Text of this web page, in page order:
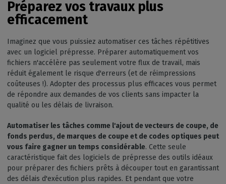
Préparez vos travaux plus
efficacement
Imaginez que vous puissiez automatiser ces tâches répétitives
avec un logiciel prépresse. Préparer automatiquement vos
fichiers n'accélère pas seulement votre flux de travail, mais
réduit également le risque d'erreurs (et de réimpressions
coûteuses !). Adopter des processus plus efficaces vous permet
de répondre aux demandes de vos clients sans impacter la
qualité ou les délais de livraison.
Automatiser les tâches comme l'ajout de vecteurs de coupe, de
fonds perdus, de marques de coupe et de codes optiques peut
vous faire gagner un temps considérable. Cette seule
caractéristique fait des logiciels de prépresse des outils idéaux
pour préparer des fichiers prêts à découper tout en garantissant
des délais d'exécution plus rapides. Et pendant que votre